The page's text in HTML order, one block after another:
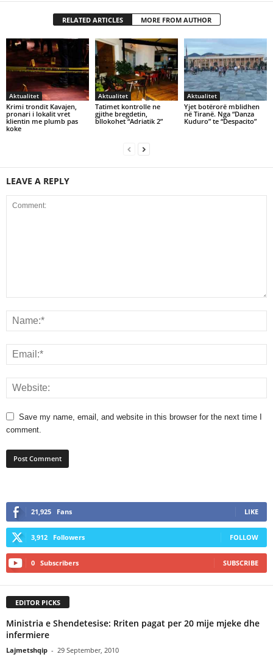
RELATED ARTICLES MORE FROM AUTHOR
Aktualitet
Krimi trondit Kavajen,
pronari i lokalit vret
klientin me plumb pas
koke
Aktualitet
Tatimet kontrolle ne
gjithe bregdetin,
bllokohet “Adriatik 2”
Aktualitet
Yjet botërorë mblidhen
në Tiranë. Nga “Danza
Kuduro” te “Despacito”
LEAVE A REPLY
Save my name, email, and website in this browser for the next time I
comment.
21,925 Fans LIKE
3,912 Followers FOLLOW
0 Subscribers SUBSCRIBE
EDITOR PICKS
Ministria e Shendetesise: Rriten pagat per 20 mije mjeke dhe
infermiere
Lajmetshqip - 29 September, 2010